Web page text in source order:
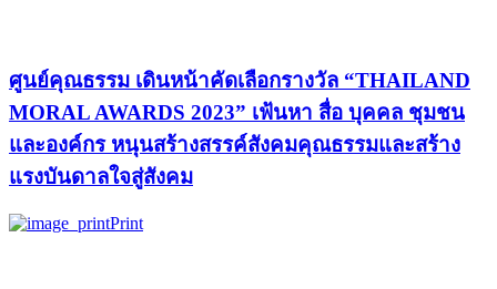
ศูนย์คุณธรรม เดินหน้าคัดเลือกรางวัล “THAILAND
MORAL AWARDS 2023” เฟ้นหา สื่อ บุคคล ชุมชน
และองค์กร หนุนสร้างสรรค์สังคมคุณธรรมและสร้าง
แรงบันดาลใจสู่สังคม
Print